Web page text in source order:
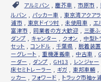
アルミバン ,塵芥車 ,市原市 ,
ルバン ,パッカー車 , 東京湾アクア
浦市 , 東京ドイツ村 ,未使用車 , エ
富津市 , 同業者の方大歓迎 , 三菱ふ
ダンプ , キャンター , クオン , 中型ト
セット ,コンドル , 千葉県 , 脱着装
ーグレート ,重機運搬車 , 中古車 ,
ーダー , ダンプ , GH13 , レンジャー
床セミトレーラー , ギガ , 東邦車輛 ,
ッカー ,フォワード , トラック市袖ヶ